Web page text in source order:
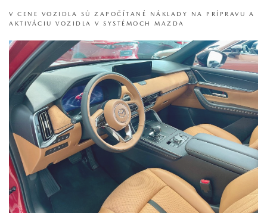
V CENE VOZIDLA SÚ ZAPOČÍTANÉ NÁKLADY NA PRÍPRAVU A
AKTIVÁCIU VOZIDLA V SYSTÉMOCH MAZDA